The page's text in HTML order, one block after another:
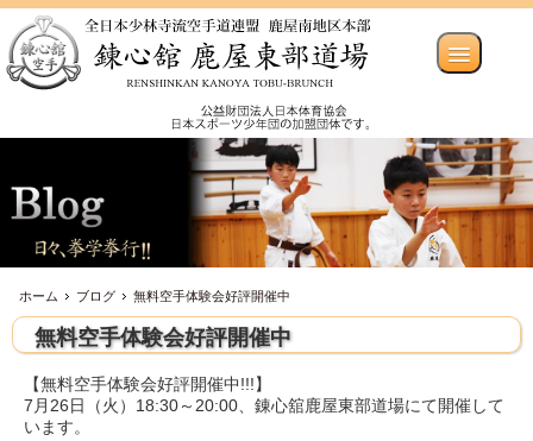
ホーム ブログ 無料空手体験会好評開催中
無料空手体験会好評開催中
【無料空手体験会好評開催中!!!】
7月26日（火）18:30～20:00、錬心舘鹿屋東部道場にて開催して
います。